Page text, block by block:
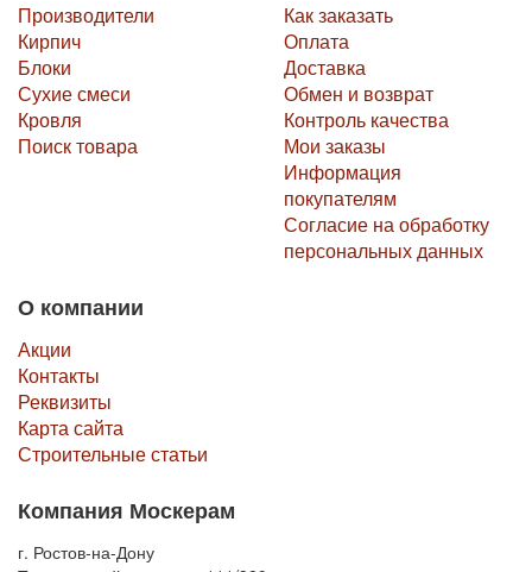
Производители
Кирпич
Блоки
Сухие смеси
Кровля
Поиск товара
Как заказать
Оплата
Доставка
Обмен и возврат
Контроль качества
Мои заказы
Информация
покупателям
Согласие на обработку
персональных данных
О компании
Акции
Контакты
Реквизиты
Карта сайта
Строительные статьи
Компания Москерам
г. Ростов-на-Дону